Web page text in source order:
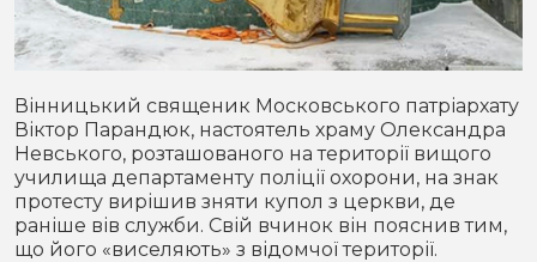
Приватна думка
В кулуарах
Місто
Життя
Відео
Історія
Вінницький священик Московського патріархату
Віктор Парандюк, настоятель храму Олександра
Невського, розташованого на території вищого
училища департаменту поліції охорони, на знак
протесту вирішив зняти купол з церкви, де
раніше вів служби. Свій вчинок він пояснив тим,
що його «виселяють» з відомчої території.